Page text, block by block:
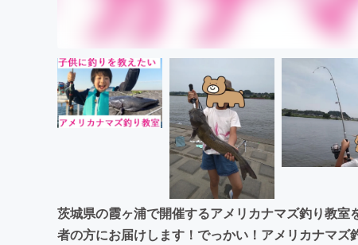
茨城県の霞ヶ浦で開催するアメリカナマズ釣り教
者の方にお届けします！でっかい！アメリカナマ